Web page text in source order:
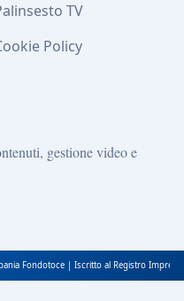
TV
Policy
gestione video e
Fondotoce | Iscritto al Registro Imprese